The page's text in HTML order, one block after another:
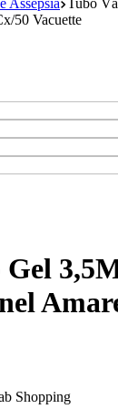
50 Vacuette
Shopping